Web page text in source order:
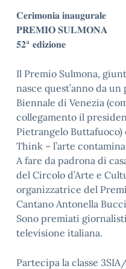
𝐂𝐞𝐫𝐢𝐦𝐨𝐧𝐢𝐚 𝐢𝐧𝐚𝐮𝐠𝐮𝐫𝐚𝐥𝐞
𝐏𝐑𝐄𝐌𝐈𝐎 𝐒𝐔𝐋𝐌𝐎𝐍𝐀
𝟓𝟐ª 𝐞𝐝𝐢𝐳𝐢𝐨𝐧𝐞
Il Premio Sulmona,
nasce quest’anno da
Biennale di Venezia
collegamento il
Pietrangelo Buttafuoco)
Think – l’arte contamina
A fare da padrona di
del Circolo d’Arte e
organizzatrice del
Cantano Antonella
Sono premiati
televisione italiana.
Partecipa la classe